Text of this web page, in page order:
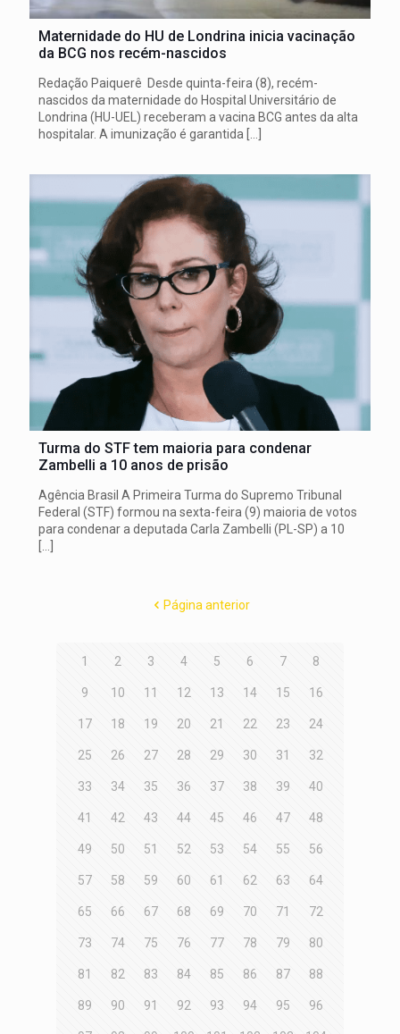
Maternidade do HU de Londrina inicia vacinação
da BCG nos recém-nascidos
Redação Paiquerê Desde quinta-feira (8), recém-
nascidos da maternidade do Hospital Universitário de
Londrina (HU-UEL) receberam a vacina BCG antes da alta
hospitalar. A imunização é garantida
Turma do STF tem maioria para condenar
Zambelli a 10 anos de prisão
Agência Brasil A Primeira Turma do Supremo Tribunal
Federal (STF) formou na sexta-feira (9) maioria de votos
para condenar a deputada Carla Zambelli (PL-SP) a 10
[…]
Página anterior
1 2 3 4 5 6 7 8
9 10 11 12 13 14 15 16
17 18 19 20 21 22 23 24
25 26 27 28 29 30 31 32
33 34 35 36 37 38 39 40
41 42 43 44 45 46 47 48
49 50 51 52 53 54 55 56
57 58 59 60 61 62 63 64
65 66 67 68 69 70 71 72
73 74 75 76 77 78 79 80
81 82 83 84 85 86 87 88
89 90 91 92 93 94 95 96